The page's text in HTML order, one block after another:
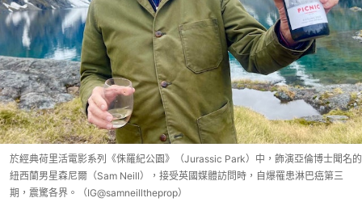
於經典荷里活電影系列《侏羅紀公園》（Jurassic Park）中，飾演亞倫博士聞名的
紐西蘭男星森尼爾（Sam Neill），接受英國媒體訪問時，自爆罹患淋巴癌第三
期，震驚各界。（IG@samneilltheprop）